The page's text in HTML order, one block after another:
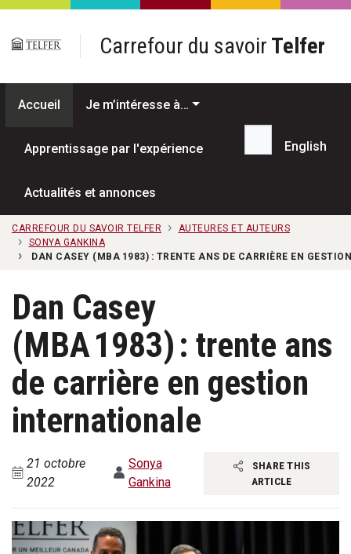
Passer au contenu principal
Carrefour du savoir Telfer
Accueil Je m’intéresse à…
Apprentissage par l'expérience
Actualités et annonces
Recherche...
English
CARREFOUR DU SAVOIR TELFER
AUTEURES ET AUTEURS
SONYA GANKINA
DAN CASEY (MBA 1983) : TRENTE ANS DE CARRIÈRE EN
Dan Casey
(MBA 1983) : trente ans
de carrière en gestion
internationale
21 octobre
2022
Sonya
Gankina
SHARE THIS
ARTICLE